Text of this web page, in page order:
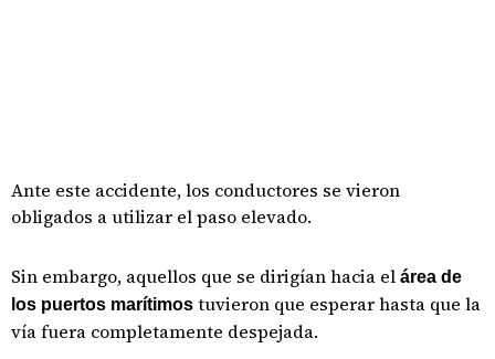
Ante este accidente, los conductores se vieron
obligados a utilizar el paso elevado.
Sin embargo, aquellos que se dirigían hacia el área de
los puertos marítimos tuvieron que esperar hasta que la
vía fuera completamente despejada.